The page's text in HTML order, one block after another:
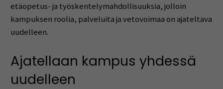
etäopetus- ja työskentelymahdollisuuksia, jolloin
kampuksen roolia, palveluita ja vetovoimaa on ajateltava
uudelleen.
Ajatellaan kampus yhdessä
uudelleen